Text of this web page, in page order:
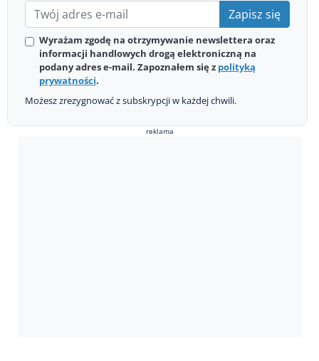
Zapisz się
Wyrażam zgodę na otrzymywanie newslettera oraz
informacji handlowych drogą elektroniczną na
podany adres e-mail. Zapoznałem się z polityką
prywatności.
Możesz zrezygnować z subskrypcji w każdej chwili.
reklama